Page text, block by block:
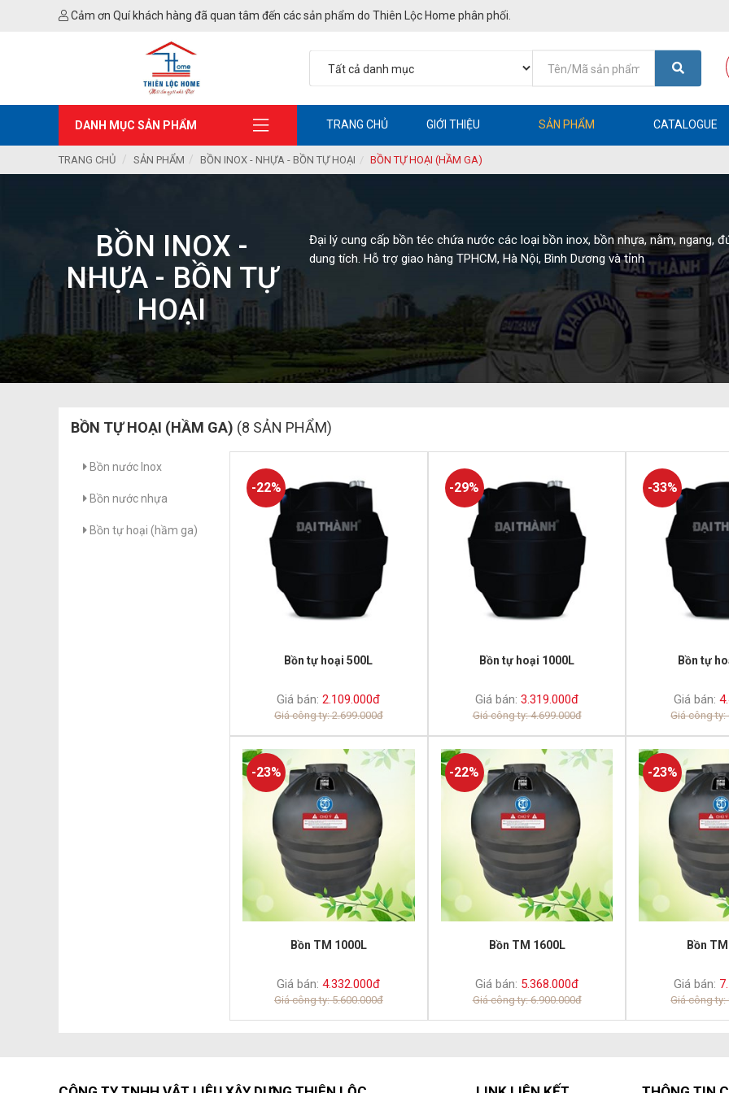
Cảm ơn Quí khách hàng đã quan tâm đến các sản phẩm do Thiên Lộc Home phân phối.
DANH MỤC SẢN PHẨM TRANG CHỦ GIỚI THIỆU SẢN PHẨM CATALOGUE
TRANG CHỦ SẢN PHẨM BỒN INOX - NHỰA - BỒN TỰ HOẠI BỒN TỰ HOẠI (HẦM GA)
BỒN INOX -
NHỰA - BỒN TỰ
HOẠI
Đại lý cung cấp bồn téc chứa nước các loại bồn inox, bồn nhựa, nằm, ngang,
dung tích. Hỗ trợ giao hàng TPHCM, Hà Nội, Bình Dương và tỉnh
BỒN TỰ HOẠI (HẦM GA) (8 SẢN PHẨM)
Bồn nước Inox
Bồn nước nhựa
Bồn tự hoại (hầm ga)
-22%
Bồn tự hoại 500L
Giá bán: 2.109.000đ
Giá công ty: 2.699.000đ
-29%
Bồn tự hoại 1000L
Giá bán: 3.319.000đ
Giá công ty: 4.699.000đ
-33%
Bồn tự
Giá bán:
Giá công ty:
-23%
Bồn TM 1000L
Giá bán: 4.332.000đ
Giá công ty: 5.600.000đ
-22%
Bồn TM 1600L
Giá bán: 5.368.000đ
Giá công ty: 6.900.000đ
-23%
Bồn
Giá bán:
Giá công ty: